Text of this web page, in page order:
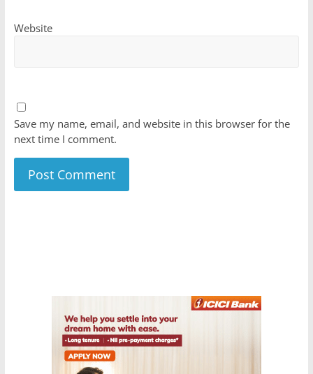
Website
Save my name, email, and website in this browser for the
next time I comment.